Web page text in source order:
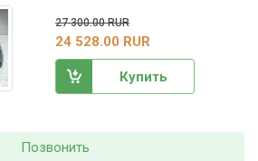
27 300.00 RUR
24 528.00 RUR
Купить
Позвонить